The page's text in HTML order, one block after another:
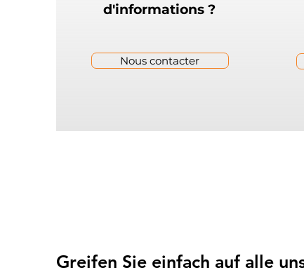
d'informations ?
Nous contacter
Greifen Sie einfach auf alle